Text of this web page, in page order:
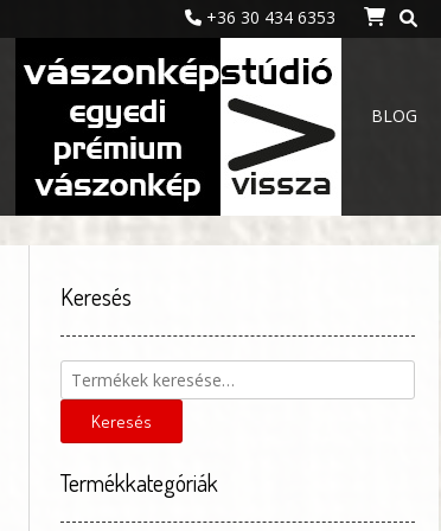
+36 30 434 6353
BLOG
Keresés
Keresés
a
következőre:
Keresés
Termékkategóriák